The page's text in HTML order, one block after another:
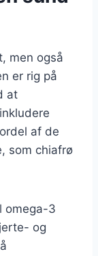
men også
er rig på
at
af de
som chiafrø
omega-3
og